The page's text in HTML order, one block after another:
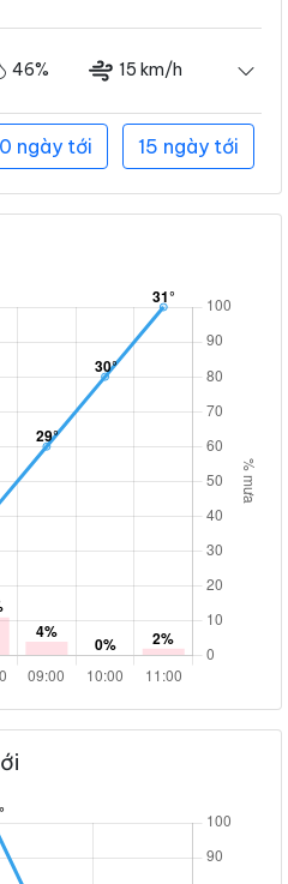
46% 15 km/h
ngày tới 15 ngày tới